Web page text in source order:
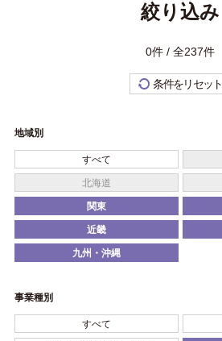
絞り込み
0件 / 全237件
条件をリセット
地域別
すべて
北海道
関東
近畿
九州・沖縄
事業種別
すべて